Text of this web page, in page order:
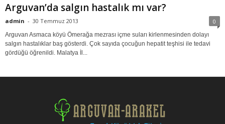
Arguvan’da salgın hastalık mı var?
admin - 30 Temmuz 2013 0
Arguvan Asmaca köyü Ömerağa mezrası içme suları kirlenmesinden dolayı
salgın hastalıklar baş gösterdi. Çok sayıda çocuğun hepatit teşhisi ile tedavi
gördüğü öğrenildi. Malatya İl...